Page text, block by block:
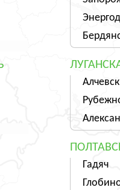
Алчевск
Гадяч